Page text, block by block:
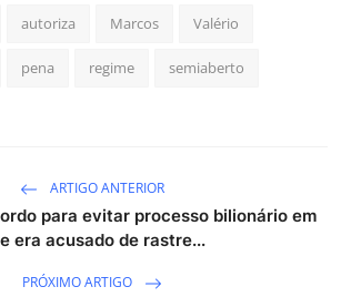
autoriza Marcos Valério
pena regime semiaberto
ARTIGO ANTERIOR
para evitar processo bilionário em
era acusado de rastre...
PRÓXIMO ARTIGO